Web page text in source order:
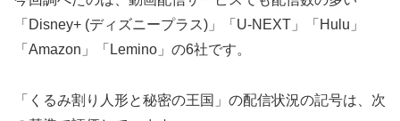
「Disney+ (ディズニープラス)」「U-NEXT」「Hulu」
「Amazon」「Lemino」の6社です。
「くるみ割り人形と秘密の王国」の配信状況の記号は、次